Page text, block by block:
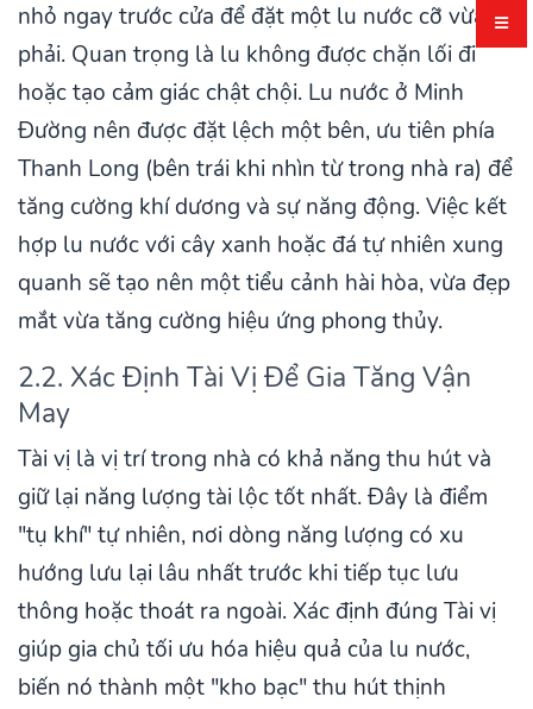
nhỏ ngay trước cửa để đặt một lu nước cỡ vừa
phải. Quan trọng là lu không được chặn lối đi
hoặc tạo cảm giác chật chội. Lu nước ở Minh
Đường nên được đặt lệch một bên, ưu tiên phía
Thanh Long (bên trái khi nhìn từ trong nhà ra) để
tăng cường khí dương và sự năng động. Việc kết
hợp lu nước với cây xanh hoặc đá tự nhiên xung
quanh sẽ tạo nên một tiểu cảnh hài hòa, vừa đẹp
mắt vừa tăng cường hiệu ứng phong thủy.
2.2. Xác Định Tài Vị Để Gia Tăng Vận
May
Tài vị là vị trí trong nhà có khả năng thu hút và
giữ lại năng lượng tài lộc tốt nhất. Đây là điểm
"tụ khí" tự nhiên, nơi dòng năng lượng có xu
hướng lưu lại lâu nhất trước khi tiếp tục lưu
thông hoặc thoát ra ngoài. Xác định đúng Tài vị
giúp gia chủ tối ưu hóa hiệu quả của lu nước,
biến nó thành một "kho bạc" thu hút thịnh